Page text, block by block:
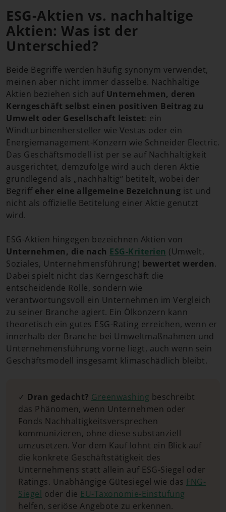
ESG-Aktien vs. nachhaltige
Aktien: Was ist der
Unterschied?
Beide Begriffe werden häufig synonym verwendet,
meinen aber nicht immer dasselbe. Nachhaltige
Aktien beziehen sich auf Unternehmen, deren
Kerngeschäft selbst einen positiven Beitrag zu
Umwelt oder Gesellschaft leistet: ein
Windturbinenhersteller wie Vestas oder ein
Energiemanagement-Konzern wie Schneider Electric.
Das Geschäftsmodell ist per se auf Nachhaltigkeit
ausgerichtet, demzufolge wird auch deren Aktie
grundlegend als „nachhaltig“ betitelt, wobei der
Begriff eher eine allgemeine Bezeichnung ist und
nicht als offizielle Betitelung einer Aktie genutzt
wird.
ESG-Aktien hingegen bezeichnen Aktien von
Unternehmen, die nach ESG-Kriterien (Umwelt,
Soziales, Unternehmensführung) bewertet werden.
Dabei spielt nicht das Kerngeschäft die
entscheidende Rolle, sondern wie
verantwortungsvoll ein Unternehmen im Vergleich
zu seiner Branche agiert. Ein Ölkonzern kann
theoretisch ein gutes ESG-Rating erreichen, wenn er
innerhalb der Branche bei Umweltmaßnahmen und
Unternehmensführung vorne liegt, auch wenn sein
Geschäftsmodell insgesamt klimaschädlich bleibt.
✓ Dran gedacht? Greenwashing beschreibt
das Phänomen, wenn Unternehmen oder
Fonds Nachhaltigkeitsversprechen
kommunizieren, ohne diese substanziell
umzusetzen. Vor dem Kauf lohnt ein Blick auf
die konkrete Geschäftstätigkeit des
Unternehmens statt allein auf ESG-Siegel oder
Ratings. Unabhängige Gütesiegel wie das FNG-
Siegel oder die EU-Taxonomie-Einstufung
helfen, seriöse Angebote zu erkennen.